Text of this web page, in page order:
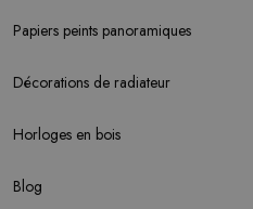
Papiers peints panoramiques
Décorations de radiateur
Horloges en bois
Blog